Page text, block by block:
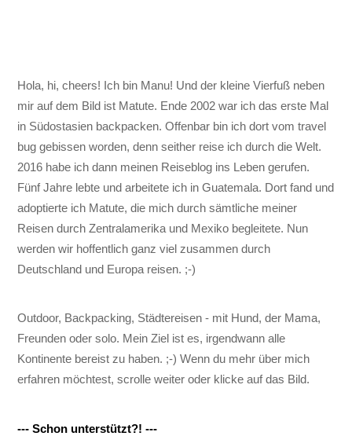
Hola, hi, cheers! Ich bin Manu! Und der kleine Vierfuß neben
mir auf dem Bild ist Matute. Ende 2002 war ich das erste Mal
in Südostasien backpacken. Offenbar bin ich dort vom travel
bug gebissen worden, denn seither reise ich durch die Welt.
2016 habe ich dann meinen Reiseblog ins Leben gerufen.
Fünf Jahre lebte und arbeitete ich in Guatemala. Dort fand und
adoptierte ich Matute, die mich durch sämtliche meiner
Reisen durch Zentralamerika und Mexiko begleitete. Nun
werden wir hoffentlich ganz viel zusammen durch
Deutschland und Europa reisen. ;-)
Outdoor, Backpacking, Städtereisen - mit Hund, der Mama,
Freunden oder solo. Mein Ziel ist es, irgendwann alle
Kontinente bereist zu haben. ;-) Wenn du mehr über mich
erfahren möchtest, scrolle weiter oder klicke auf das Bild.
--- Schon unterstützt?! ---